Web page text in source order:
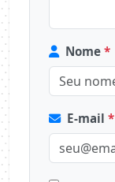
Nome *
E-mail *